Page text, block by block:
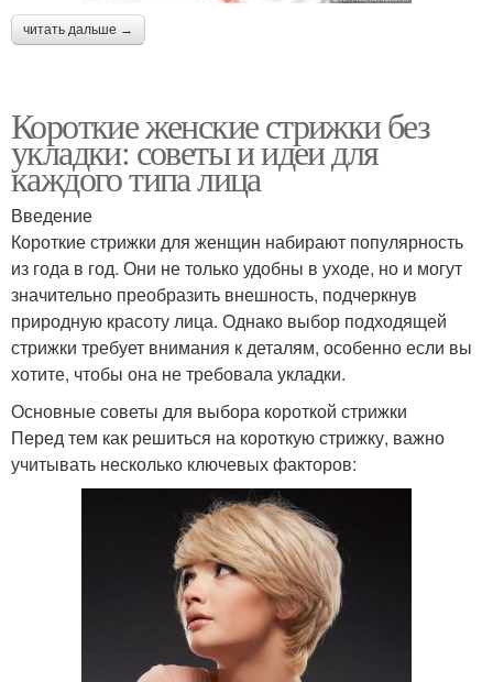
читать дальше →
Короткие женские стрижки без
укладки: советы и идеи для
каждого типа лица
Введение
Короткие стрижки для женщин набирают популярность
из года в год. Они не только удобны в уходе, но и могут
значительно преобразить внешность, подчеркнув
природную красоту лица. Однако выбор подходящей
стрижки требует внимания к деталям, особенно если вы
хотите, чтобы она не требовала укладки.
Основные советы для выбора короткой стрижки
Перед тем как решиться на короткую стрижку, важно
учитывать несколько ключевых факторов: